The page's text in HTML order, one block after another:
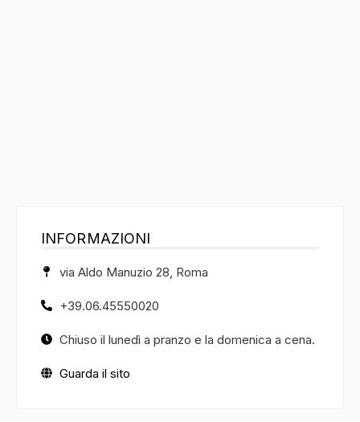
INFORMAZIONI
via Aldo Manuzio 28, Roma
+39.06.45550020
Chiuso il lunedì a pranzo e la domenica a cena.
Guarda il sito